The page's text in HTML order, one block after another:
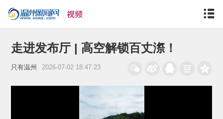
走进发布厅 | 高空解锁百丈漈！
只有温州 2026-07-02 18:47:23